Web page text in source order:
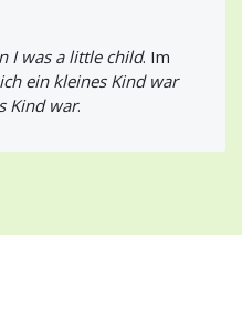
I was a little child. Im
ein kleines Kind war
Kind war.